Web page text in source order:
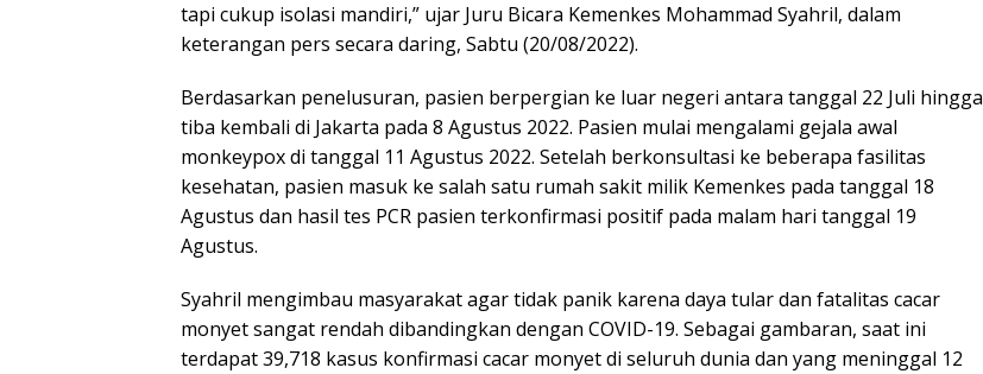
tapi cukup isolasi mandiri,” ujar Juru Bicara Kemenkes Mohammad Syahril, dalam
keterangan pers secara daring, Sabtu (20/08/2022).
Berdasarkan penelusuran, pasien berpergian ke luar negeri antara tanggal 22 Juli hingga
tiba kembali di Jakarta pada 8 Agustus 2022. Pasien mulai mengalami gejala awal
monkeypox di tanggal 11 Agustus 2022. Setelah berkonsultasi ke beberapa fasilitas
kesehatan, pasien masuk ke salah satu rumah sakit milik Kemenkes pada tanggal 18
Agustus dan hasil tes PCR pasien terkonfirmasi positif pada malam hari tanggal 19
Agustus.
Syahril mengimbau masyarakat agar tidak panik karena daya tular dan fatalitas cacar
monyet sangat rendah dibandingkan dengan COVID-19. Sebagai gambaran, saat ini
terdapat 39,718 kasus konfirmasi cacar monyet di seluruh dunia dan yang meninggal 12